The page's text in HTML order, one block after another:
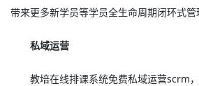
带来更多新学员等学员全生命周期闭环式管
私域运营
教培在线排课系统免费私域运营scrm